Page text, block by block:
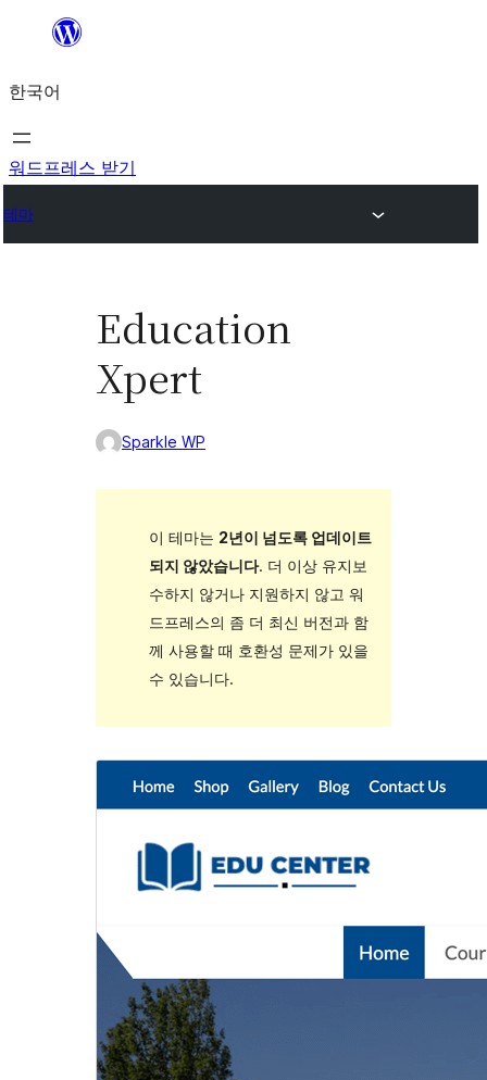
츠
로
바
가
한국어
워드프레스 받기
테마
Education
Xpert
Sparkle WP
이 테마는 2년이 넘도록 업데이트
되지 않았습니다. 더 이상 유지보
수하지 않거나 지원하지 않고 워
드프레스의 좀 더 최신 버전과 함
께 사용할 때 호환성 문제가 있을
수 있습니다.